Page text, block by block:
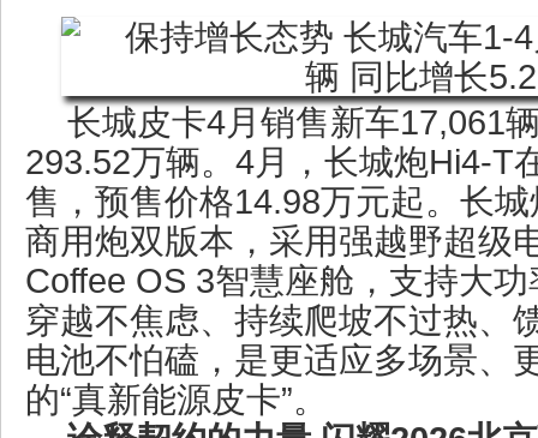
长城皮卡4月销售新车17,061
293.52万辆。4月，长城炮Hi4-T
售，预售价格14.98万元起。长
商用炮双版本，采用强越野超级
Coffee OS 3智慧座舱，支持大
穿越不焦虑、持续爬坡不过热、
电池不怕磕，是更适应多场景、
的“真新能源皮卡”。